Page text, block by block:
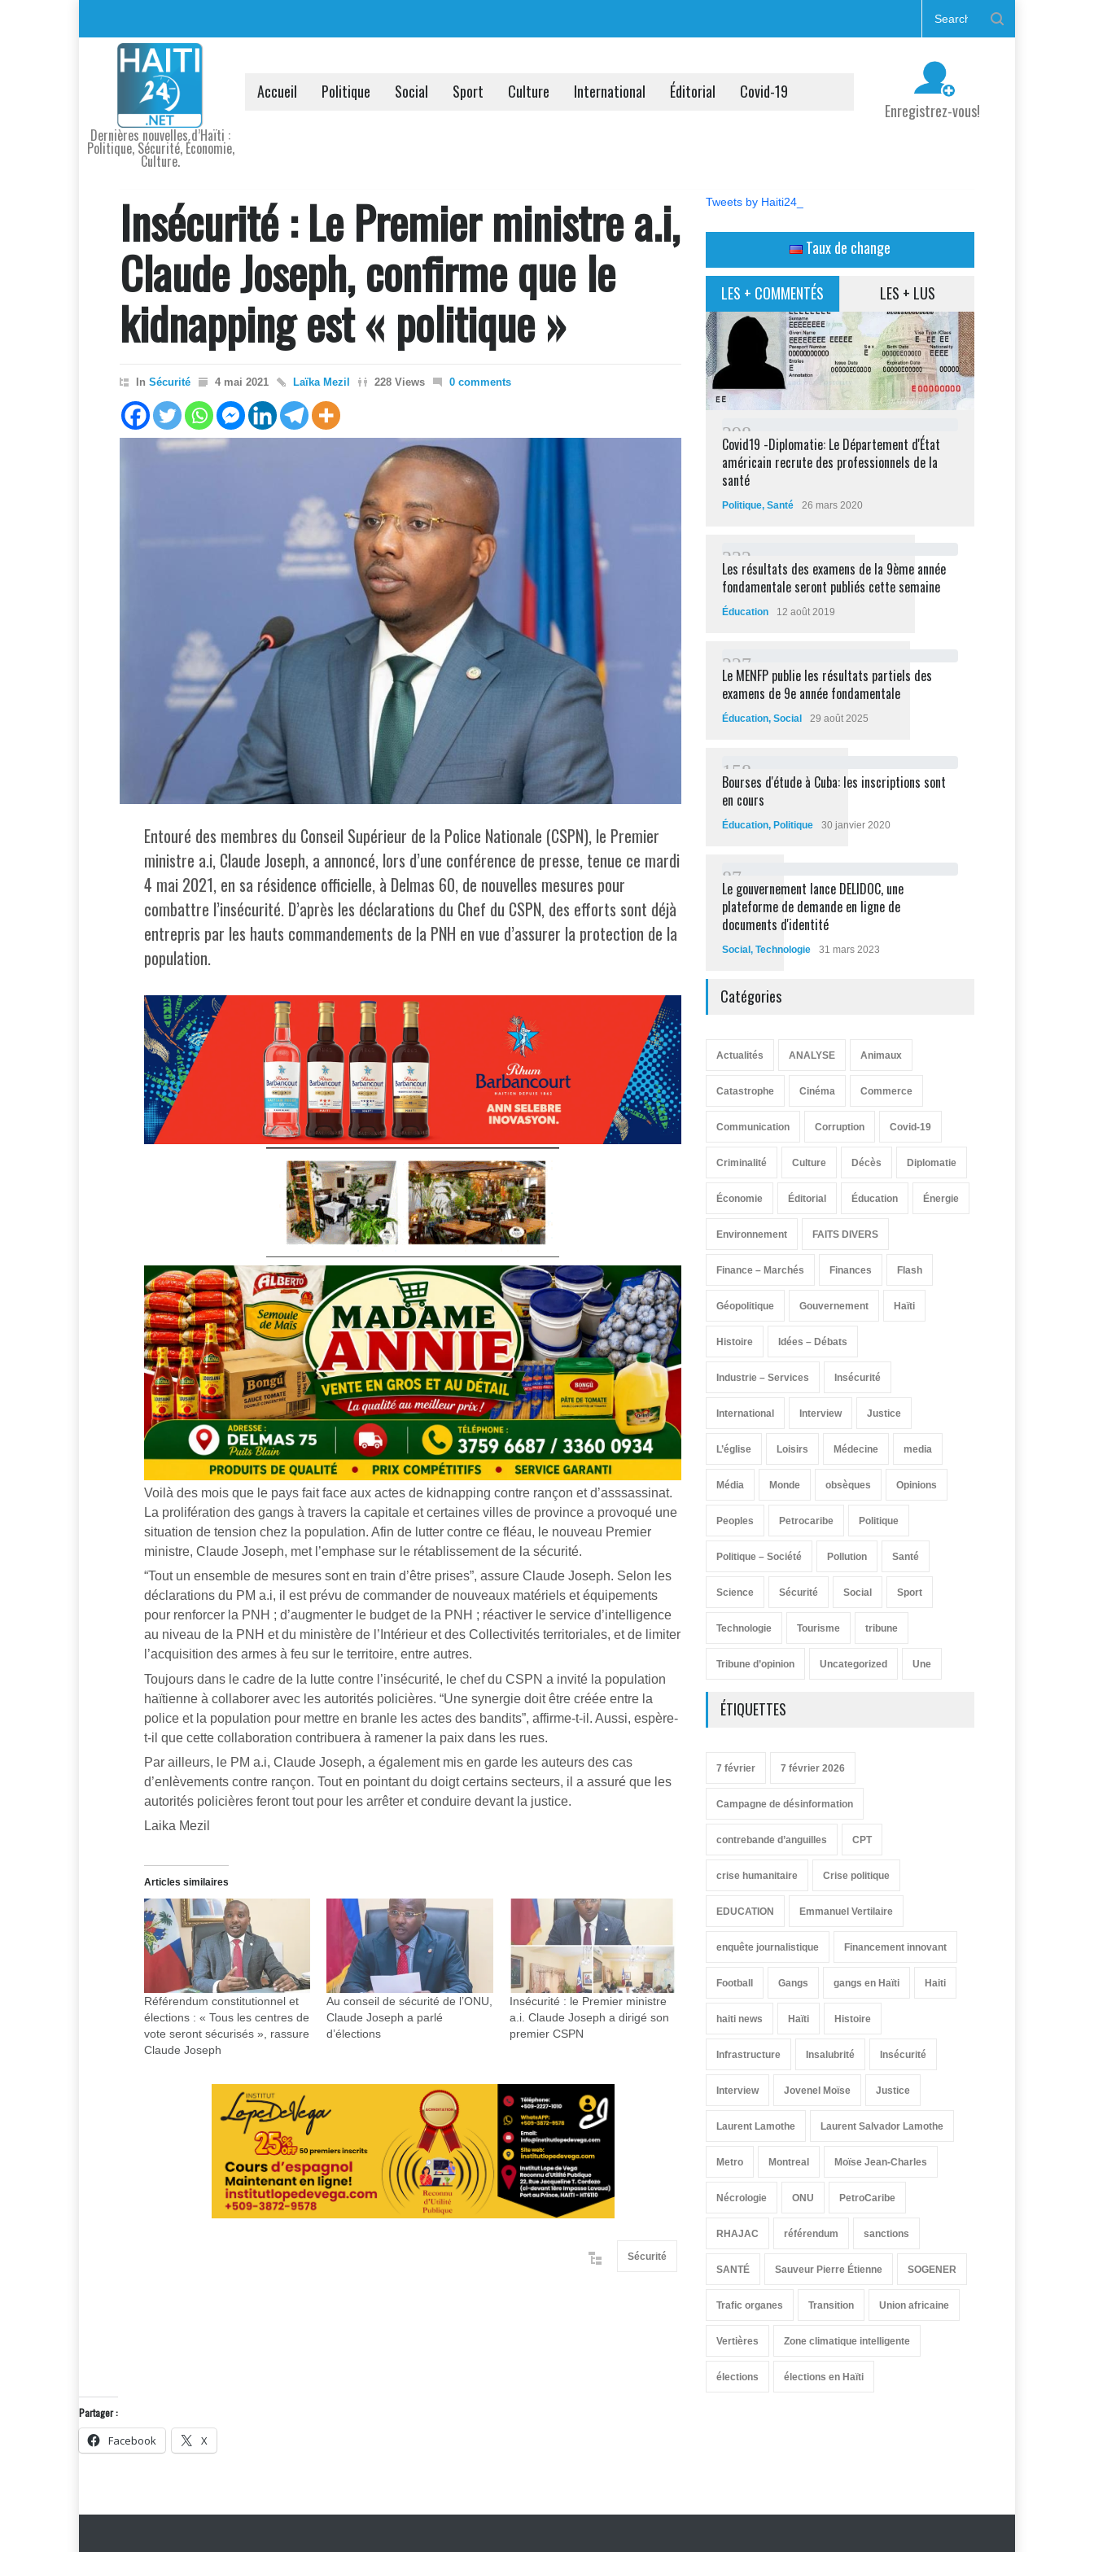
Dernières nouvelles d’Haïti :
Politique, Sécurité, Économie,
Culture.
Accueil Politique Social Sport Culture International Éditorial
Covid-19
Enregistrez-vous!
Insécurité : Le Premier ministre a.i,
Claude Joseph, confirme que le
kidnapping est « politique »
In Sécurité 4 mai 2021 Laïka Mezil 228 Views 0 comments
Entouré des membres du Conseil Supérieur de la Police Nationale (CSPN), le Premier
ministre a.i, Claude Joseph, a annoncé, lors d’une conférence de presse, tenue ce mardi
4 mai 2021, en sa résidence officielle, à Delmas 60, de nouvelles mesures pour
combattre l’insécurité. D’après les déclarations du Chef du CSPN, des efforts sont déjà
entrepris par les hauts commandements de la PNH en vue d’assurer la protection de la
population.
Voilà des mois que le pays fait face aux actes de kidnapping contre rançon et d’asssassinat.
La prolifération des gangs à travers la capitale et certaines villes de province a provoqué une
situation de tension chez la population. Afin de lutter contre ce fléau, le nouveau Premier
ministre, Claude Joseph, met l’emphase sur le rétablissement de la sécurité.
“Tout un ensemble de mesures sont en train d’être prises”, assure Claude Joseph. Selon les
déclarations du PM a.i, il est prévu de commander de nouveaux matériels et équipements
pour renforcer la PNH ; d’augmenter le budget de la PNH ; réactiver le service d’intelligence
au niveau de la PNH et du ministère de l’Intérieur et des Collectivités territoriales, et de limiter
l’acquisition des armes à feu sur le territoire, entre autres.
Toujours dans le cadre de la lutte contre l’insécurité, le chef du CSPN a invité la population
haïtienne à collaborer avec les autorités policières. “Une synergie doit être créée entre la
police et la population pour mettre en branle les actes des bandits”, affirme-t-il. Aussi, espère-
t-il que cette collaboration contribuera à ramener la paix dans les rues.
Par ailleurs, le PM a.i, Claude Joseph, a également mis en garde les auteurs des cas
d’enlèvements contre rançon. Tout en pointant du doigt certains secteurs, il a assuré que les
autorités policières feront tout pour les arrêter et conduire devant la justice.
Laika Mezil
Articles similaires
Référendum constitutionnel et
élections : « Tous les centres de
vote seront sécurisés », rassure
Claude Joseph
Au conseil de sécurité de l’ONU,
Claude Joseph a parlé
d’élections
Insécurité : le Premier ministre
a.i. Claude Joseph a dirigé son
premier CSPN
Sécurité
Tweets by Haiti24_
Taux de change
LES + COMMENTÉS LES + LUS
298
Covid19 -Diplomatie: Le Département d'État
américain recrute des professionnels de la
santé
Politique, Santé 26 mars 2020
232
Les résultats des examens de la 9ème année
fondamentale seront publiés cette semaine
Éducation 12 août 2019
227
Le MENFP publie les résultats partiels des
examens de 9e année fondamentale
Éducation, Social 29 août 2025
1 58
Bourses d'étude à Cuba: les inscriptions sont
en cours
Éducation, Politique 30 janvier 2020
87
Le gouvernement lance DELIDOC, une
plateforme de demande en ligne de
documents d'identité
Social , Technologie 31 mars 2023
Catégories
Actualités ANALYSE Animaux
Catastrophe Cinéma Commerce
Communication Corruption Covid-19
Criminalité Culture Décès Diplomatie
Économie Éditorial Éducation Énergie
Environnement FAITS DIVERS
Finance – Marchés Finances Flash
Géopolitique Gouvernement Haïti
Histoire Idées – Débats
Industrie – Services Insécurité
International Interview Justice
L’église Loisirs Médecine media
Média Monde obsèques Opinions
Peoples Petrocaribe Politique
Politique – Société Pollution Santé
Science Sécurité Social Sport
Technologie Tourisme tribune
Tribune d’opinion Uncategorized Une
ÉTIQUETTES
7 février 7 février 2026
Campagne de désinformation
contrebande d’anguilles CPT
crise humanitaire Crise politique
EDUCATION Emmanuel Vertilaire
enquête journalistique Financement innovant
Football Gangs gangs en Haïti Haiti
haiti news Haïti Histoire
Infrastructure Insalubrité Insécurité
Interview Jovenel Moïse Justice
Laurent Lamothe Laurent Salvador Lamothe
Metro Montreal Moïse Jean-Charles
Nécrologie ONU PetroCaribe
RHAJAC référendum sanctions
SANTÉ Sauveur Pierre Étienne SOGENER
Trafic organes Transition Union africaine
Vertières Zone climatique intelligente
élections élections en Haïti
Partager :
Facebook X